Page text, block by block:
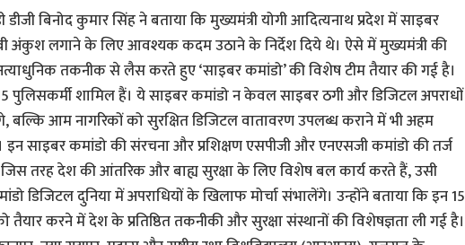
बिनोद कुमार सिंह ने बताया कि मुख्यमंत्री योगी आदित्यनाथ प्रदेश में साइबर
अंकुश लगाने के लिए आवश्यक कदम उठाने के निर्देश दिये थे। ऐसे में मुख्यमंत्री की
तकनीक से लैस करते हुए ‘साइबर कमांडो’ की विशेष टीम तैयार की गई है।
पुलिसकर्मी शामिल हैं। ये साइबर कमांडो न केवल साइबर ठगी और डिजिटल अपराधों
बल्कि आम नागरिकों को सुरक्षित डिजिटल वातावरण उपलब्ध कराने में भी अहम
इन साइबर कमांडो की संरचना और प्रशिक्षण एसपीजी और एनएसजी कमांडो की तर्ज
जिस तरह देश की आंतरिक और बाह्य सुरक्षा के लिए विशेष बल कार्य करते हैं, उसी
डिजिटल दुनिया में अपराधियों के खिलाफ मोर्चा संभालेंगे। उन्होंने बताया कि इन 15
तैयार करने में देश के प्रतिष्ठित तकनीकी और सुरक्षा संस्थानों की विशेषज्ञता ली गई है।